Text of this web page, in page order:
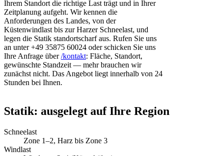
Ihrem Standort die richtige Last trägt und in Ihrer
Zeitplanung aufgeht. Wir kennen die
Anforderungen des Landes, von der
Küstenwindlast bis zur Harzer Schneelast, und
legen die Statik standortscharf aus. Rufen Sie uns
an unter +49 35875 60024 oder schicken Sie uns
Ihre Anfrage über/kontakt: Fläche, Standort,
gewünschte Standzeit — mehr brauchen wir
zunächst nicht. Das Angebot liegt innerhalb von 24
Stunden bei Ihnen.
Statik: ausgelegt auf Ihre Region
Schneelast
Zone 1–2, Harz bis Zone 3
Windlast